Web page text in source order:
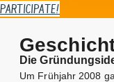
Participate!
Die
Um Frühjahr 2008